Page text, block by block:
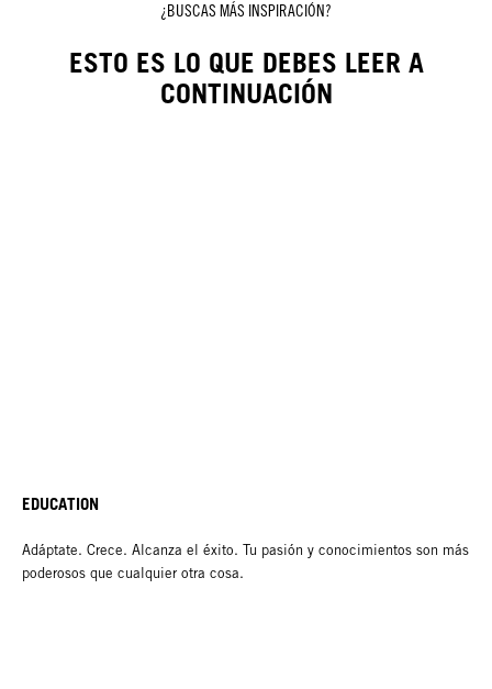
¿BUSCAS MÁS INSPIRACIÓN?
ESTO ES LO QUE DEBES LEER A
CONTINUACIÓN
EDUCATION
Adáptate. Crece. Alcanza el éxito. Tu pasión y conocimientos son más
poderosos que cualquier otra cosa.